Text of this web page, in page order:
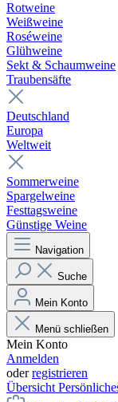
Rotweine
Weißweine
Roséweine
Glühweine
Sekt & Schaumweine
Traubensäfte
Deutschland
Europa
Weltweit
Sommerweine
Spargelweine
Festtagsweine
Günstige Weine
Navigation
Suche
Mein Konto
Menü schließen
Mein Konto
Anmelden
oderregistrieren
Übersicht